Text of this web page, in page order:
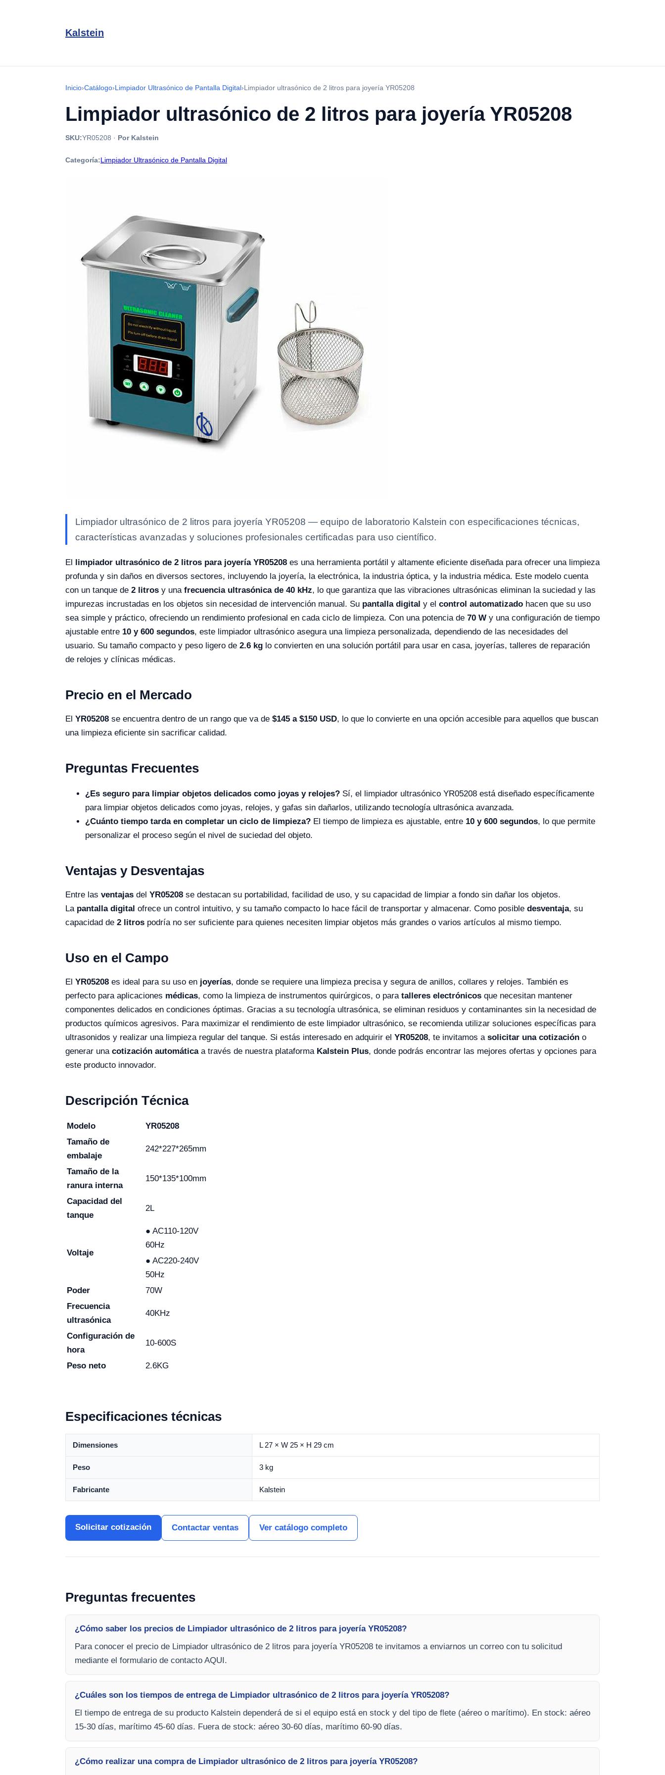
Kalstein
Inicio›Catálogo›Limpiador Ultrasónico de Pantalla Digital›Limpiador ultrasónico de 2 litros para joyería YR05208
Limpiador ultrasónico de 2 litros para joyería YR05208
SKU:YR05208 · Por Kalstein
Categoría:Limpiador Ultrasónico de Pantalla Digital
Limpiador ultrasónico de 2 litros para joyería YR05208 — equipo de laboratorio Kalstein con especificaciones técnicas,
características avanzadas y soluciones profesionales certificadas para uso científico.
El limpiador ultrasónico de 2 litros para joyería YR05208 es una herramienta portátil y altamente eficiente diseñada para ofrecer una limpieza
profunda y sin daños en diversos sectores, incluyendo la joyería, la electrónica, la industria óptica, y la industria médica. Este modelo cuenta
con un tanque de 2 litros y una frecuencia ultrasónica de 40 kHz, lo que garantiza que las vibraciones ultrasónicas eliminan la suciedad y las
impurezas incrustadas en los objetos sin necesidad de intervención manual. Su pantalla digital y el control automatizado hacen que su uso
sea simple y práctico, ofreciendo un rendimiento profesional en cada ciclo de limpieza. Con una potencia de 70 W y una configuración de tiempo
ajustable entre 10 y 600 segundos, este limpiador ultrasónico asegura una limpieza personalizada, dependiendo de las necesidades del
usuario. Su tamaño compacto y peso ligero de 2.6 kg lo convierten en una solución portátil para usar en casa, joyerías, talleres de reparación
de relojes y clínicas médicas.
Precio en el Mercado
El YR05208 se encuentra dentro de un rango que va de $145 a $150 USD, lo que lo convierte en una opción accesible para aquellos que buscan
una limpieza eficiente sin sacrificar calidad.
Preguntas Frecuentes
¿Es seguro para limpiar objetos delicados como joyas y relojes? Sí, el limpiador ultrasónico YR05208 está diseñado específicamente
para limpiar objetos delicados como joyas, relojes, y gafas sin dañarlos, utilizando tecnología ultrasónica avanzada.
¿Cuánto tiempo tarda en completar un ciclo de limpieza? El tiempo de limpieza es ajustable, entre 10 y 600 segundos, lo que permite
personalizar el proceso según el nivel de suciedad del objeto.
Ventajas y Desventajas
Entre las ventajas del YR05208 se destacan su portabilidad, facilidad de uso, y su capacidad de limpiar a fondo sin dañar los objetos.
La pantalla digital ofrece un control intuitivo, y su tamaño compacto lo hace fácil de transportar y almacenar. Como posible desventaja, su
capacidad de 2 litros podría no ser suficiente para quienes necesiten limpiar objetos más grandes o varios artículos al mismo tiempo.
Uso en el Campo
El YR05208 es ideal para su uso en joyerías, donde se requiere una limpieza precisa y segura de anillos, collares y relojes. También es
perfecto para aplicaciones médicas, como la limpieza de instrumentos quirúrgicos, o para talleres electrónicos que necesitan mantener
componentes delicados en condiciones óptimas. Gracias a su tecnología ultrasónica, se eliminan residuos y contaminantes sin la necesidad de
productos químicos agresivos. Para maximizar el rendimiento de este limpiador ultrasónico, se recomienda utilizar soluciones específicas para
ultrasonidos y realizar una limpieza regular del tanque. Si estás interesado en adquirir el YR05208, te invitamos a solicitar una cotización o
generar una cotización automáticaa través de nuestra plataforma Kalstein Plus, donde podrás encontrar las mejores ofertas y opciones para
este producto innovador.
Descripción Técnica
Modelo
YR05208
Tamaño de
embalaje
242*227*265mm
Tamaño de la
ranura interna
150*135*100mm
Capacidad del
tanque
2L
Voltaje
● AC110-120V
60Hz
● AC220-240V
50Hz
Poder
70W
Frecuencia
ultrasónica
40KHz
Configuración de
hora
10-600S
Peso neto 2.6KG
Especificaciones técnicas
Dimensiones L 27 × W 25 × H 29 cm
Peso 3 kg
Fabricante Kalstein
Solicitar cotización Contactar ventas Ver catálogo completo
Preguntas frecuentes
¿Cómo saber los precios de Limpiador ultrasónico de 2 litros para joyería YR05208?
Para conocer el precio de Limpiador ultrasónico de 2 litros para joyería YR05208 te invitamos a enviarnos un correo con tu solicitud
mediante el formulario de contacto AQUI.
¿Cuáles son los tiempos de entrega de Limpiador ultrasónico de 2 litros para joyería YR05208?
El tiempo de entrega de su producto Kalstein dependerá de si el equipo está en stock y del tipo de flete (aéreo o marítimo). En stock: aéreo
15-30 días, marítimo 45-60 días. Fuera de stock: aéreo 30-60 días, marítimo 60-90 días.
¿Cómo realizar una compra de Limpiador ultrasónico de 2 litros para joyería YR05208?